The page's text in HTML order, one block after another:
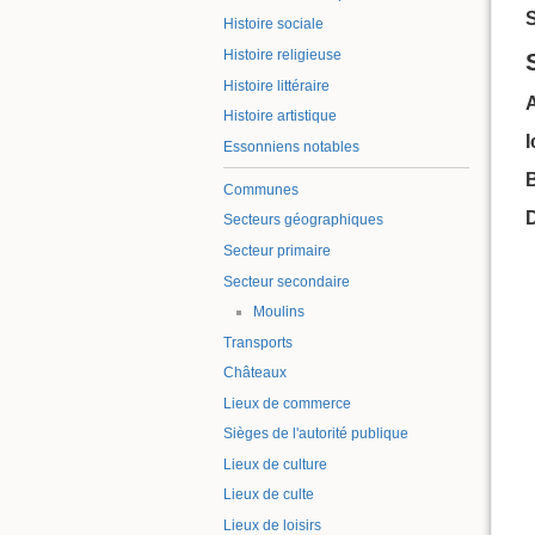
Histoire sociale
Histoire religieuse
Histoire littéraire
Histoire artistique
Essonniens notables
Communes
Secteurs géographiques
Secteur primaire
Secteur secondaire
Moulins
Transports
Châteaux
Lieux de commerce
Sièges de l'autorité publique
Lieux de culture
Lieux de culte
Lieux de loisirs